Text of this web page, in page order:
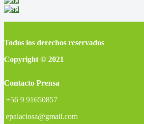
Todos los derechos reservados
Copyright © 2021
Contacto Prensa
+56 9 91650857
epalaciosa@gmail.com